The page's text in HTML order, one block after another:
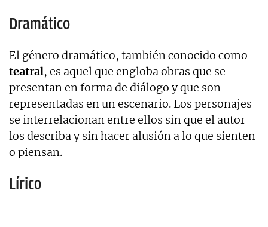
Dramático
El género dramático, también conocido como
teatral, es aquel que engloba obras que se
presentan en forma de diálogo y que son
representadas en un escenario. Los personajes
se interrelacionan entre ellos sin que el autor
los describa y sin hacer alusión a lo que sienten
o piensan.
Lírico